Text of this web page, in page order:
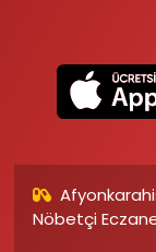
Nöbetçi